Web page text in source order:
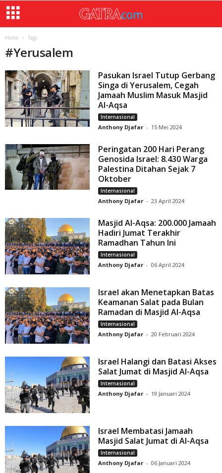
Home Tags
#Yerusalem
Pasukan Israel Tutup Gerbang
Singa di Yerusalem, Cegah
Jamaah Muslim Masuk Masjid
Al-Aqsa
Internasional
Anthony Djafar - 15 Mei 2024
Peringatan 200 Hari Perang
Genosida Israel: 8.430 Warga
Palestina Ditahan Sejak 7
Oktober
Internasional
Anthony Djafar - 23 April 2024
Masjid Al-Aqsa: 200.000 Jamaah
Hadiri Jumat Terakhir
Ramadhan Tahun Ini
Internasional
Anthony Djafar - 06 April 2024
Israel akan Menetapkan Batas
Keamanan Salat pada Bulan
Ramadan di Masjid Al-Aqsa
Internasional
Anthony Djafar - 20 Februari 2024
Israel Halangi dan Batasi Akses
Salat Jumat di Masjid Al-Aqsa
Internasional
Anthony Djafar - 19 Januari 2024
Israel Membatasi Jamaah
Masjid Salat Jumat di Al-Aqsa
Internasional
Anthony Djafar - 06 Januari 2024